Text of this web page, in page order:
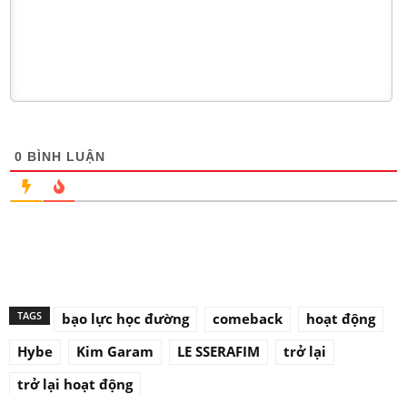
0 BÌNH LUẬN
TAGS bạo lực học đường comeback
hoạt động
Hybe
Kim Garam LE SSERAFIM
trở lại
trở lại hoạt động